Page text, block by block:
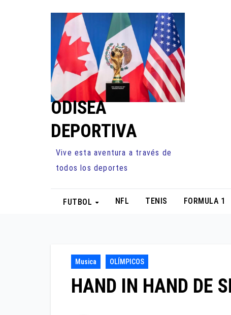
ODISEA
DEPORTIVA
Vive esta aventura a través de
todos los deportes
FUTBOL NFL TENIS FORMULA 1
Musica OLÍMPICOS
HAND IN HAND DE